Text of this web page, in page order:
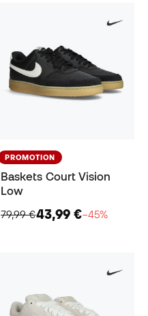
PROMOTION
Baskets Court Vision
Low
79,99 €43,99 €−45%